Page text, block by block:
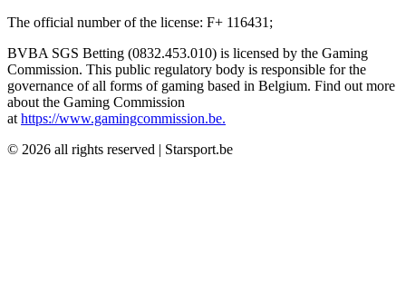
The official number of the license: F+ 116431;
BVBA SGS Betting (0832.453.010) is licensed by the Gaming
Commission. This public regulatory body is responsible for the
governance of all forms of gaming based in Belgium. Find out more
about the Gaming Commission
at https://www.gamingcommission.be.
© 2026 all rights reserved | Starsport.be